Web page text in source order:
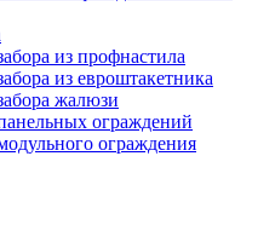
из профнастила
из евроштакетника
жалюзи
ограждений
ограждения